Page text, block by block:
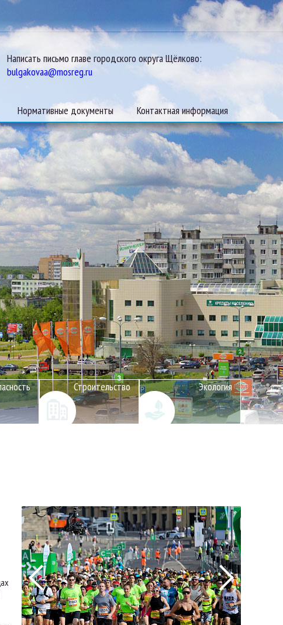
Написать письмо главе городского округа Щёлково:
bulgakovaa@mosreg.ru
Нормативные документы Контактная информация
Строительство Экология